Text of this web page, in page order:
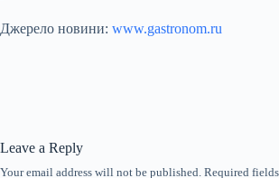
Джерело новини: www.gastronom.ru
Leave a Reply
Your email address will not be published. Required